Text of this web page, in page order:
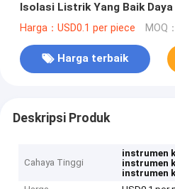
Isolasi Listrik Yang Baik
Harga：USD0.1 per piece MOQ
Harga terbaik
Deskripsi Produk
Cahaya Tinggi
instrumen
instrumen
instrumen